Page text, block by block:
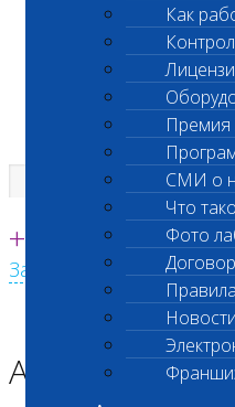
Независимая
Единая круглосуточная справочная
+7 495 260 0
Заказать звонок с
Как
Премия
СМИ о
Что
Фото
Новости
Главная страница
Авторизация